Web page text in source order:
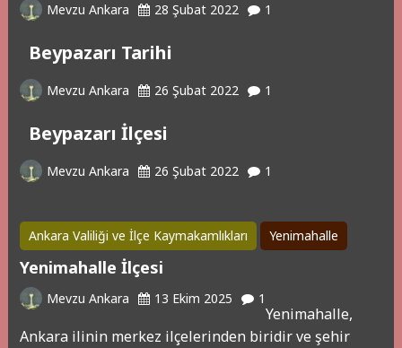
Mevzu Ankara 28 Şubat 2022 1
Beypazarı Tarihi
Mevzu Ankara 26 Şubat 2022 1
Beypazarı İlçesi
Mevzu Ankara 26 Şubat 2022 1
Ankara Valiliği ve İlçe Kaymakamlıkları Yenimahalle
Yenimahalle İlçesi
Mevzu Ankara 13 Ekim 2025 1
Yenimahalle,
Ankara ilinin merkez ilçelerinden biridir ve şehir